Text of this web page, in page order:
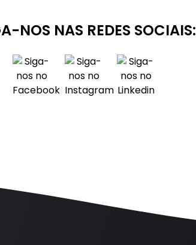
NOS NAS REDES SOCIAIS: